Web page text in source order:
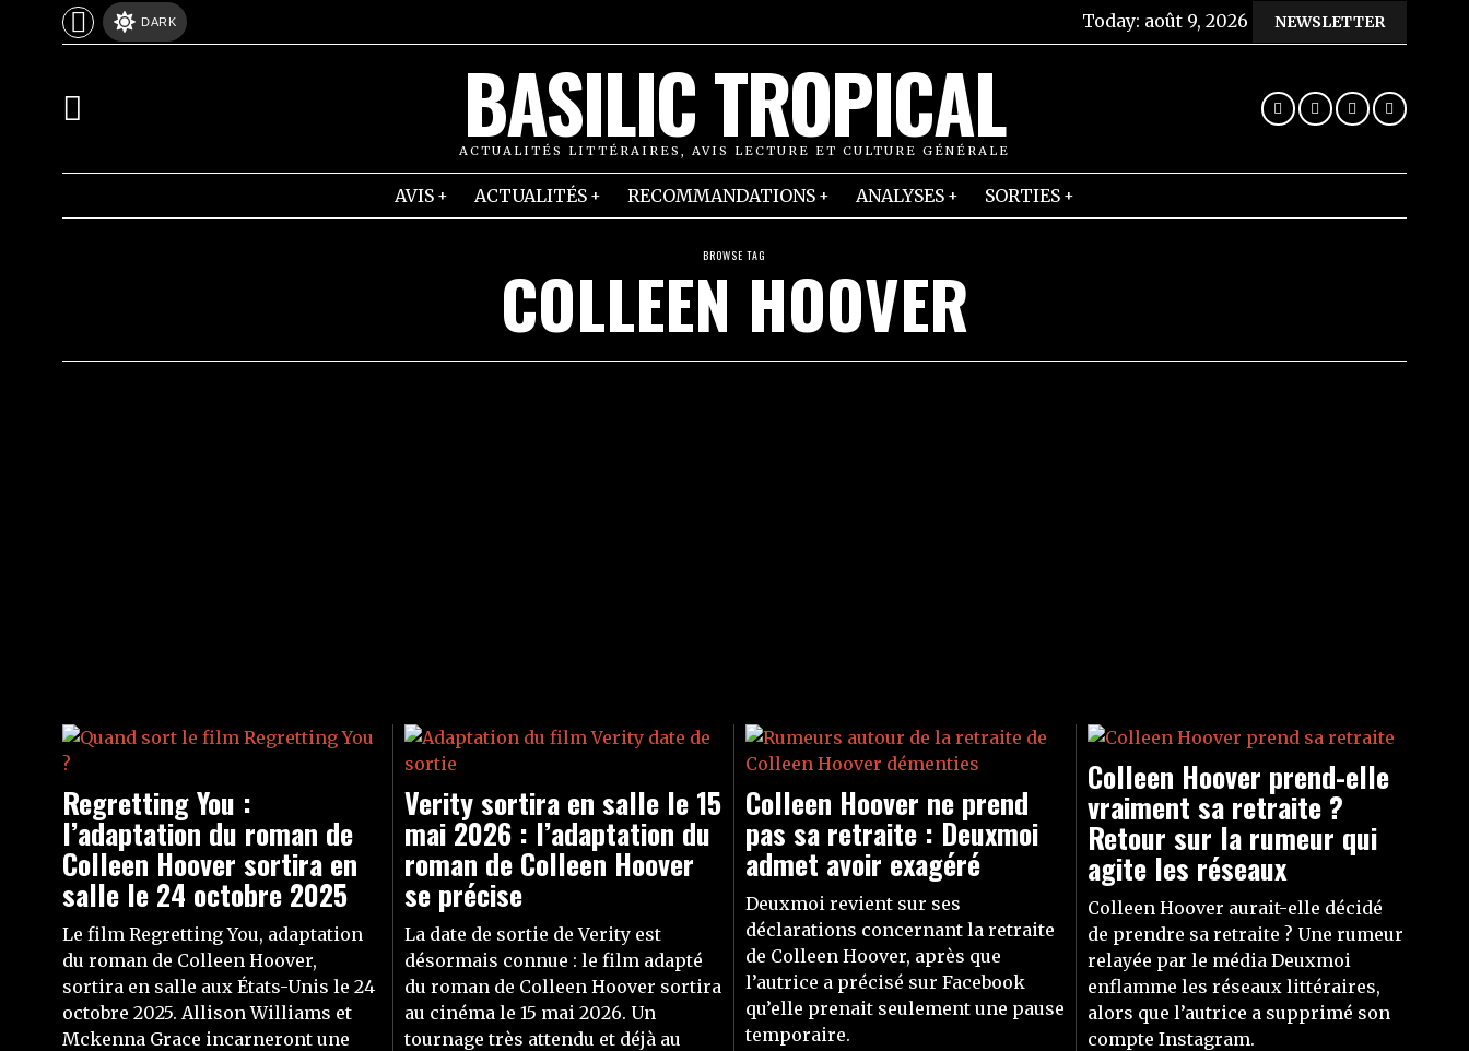
DARK Today: août 9, 2026 NEWSLETTER
BASILIC TROPICAL
ACTUALITÉS LITTÉRAIRES, AVIS LECTURE ET CULTURE GÉNÉRALE
AVIS ACTUALITÉS RECOMMANDATIONS ANALYSES SORTIES
BROWSE TAG
COLLEEN HOOVER
Regretting You :
l’adaptation du roman de
Colleen Hoover sortira en
salle le 24 octobre 2025
Le film Regretting You, adaptation
du roman de Colleen Hoover,
sortira en salle aux États-Unis le 24
octobre 2025. Allison Williams et
Mckenna Grace incarneront une
Verity sortira en salle le 15
mai 2026 : l’adaptation du
roman de Colleen Hoover
se précise
La date de sortie de Verity est
désormais connue : le film adapté
du roman de Colleen Hoover sortira
au cinéma le 15 mai 2026. Un
tournage très attendu et déjà au
Colleen Hoover ne prend
pas sa retraite : Deuxmoi
admet avoir exagéré
Deuxmoi revient sur ses
déclarations concernant la retraite
de Colleen Hoover, après que
l’autrice a précisé sur Facebook
qu’elle prenait seulement une pause
temporaire.
Colleen Hoover prend-elle
vraiment sa retraite ?
Retour sur la rumeur qui
agite les réseaux
Colleen Hoover aurait-elle décidé
de prendre sa retraite ? Une rumeur
relayée par le média Deuxmoi
enflamme les réseaux littéraires,
alors que l’autrice a supprimé son
compte Instagram.